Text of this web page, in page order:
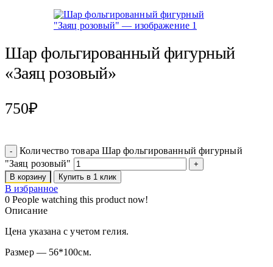
Шар фольгированный фигурный
«Заяц розовый»
750₽
Количество товара Шар фольгированный фигурный
"Заяц розовый"
В корзину Купить в 1 клик
В избранное
0 People watching this product now!
Описание
Цена указана с учетом гелия.
Размер — 56*100см.